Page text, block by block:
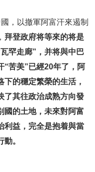
，以撤軍阿富汗來遏制
拜登政府将等來的将是
罕走廊”，并将與中巴
“苦美”已經20年了，阿
的穩定繁榮的生活，
了其往政治成熟方向發
國的土地，未來對阿富
利益，完全是抱着與當
。